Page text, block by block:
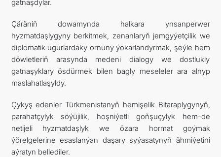
gatnaşdylar.
Çäräniň dowamynda halkara ynsanperwer
hyzmatdaşlygyny berkitmek, zenanlaryň jemgyýetçilik we
diplomatik ugurlardaky ornuny ýokarlandyrmak, şeýle hem
döwletleriň arasynda medeni dialogy we dostlukly
gatnaşyklary ösdürmek bilen bagly meseleler ara alnyp
maslahatlaşyldy.
Çykyş edenler Türkmenistanyň hemişelik Bitaraplygynyň,
parahatçylyk söýüjilik, hoşniýetli goňşuçylyk hem-de
netijeli hyzmatdaşlyk we özara hormat goýmak
ýörelgelerine esaslanýan daşary syýasatynyň ähmiýetini
aýratyn bellediler.